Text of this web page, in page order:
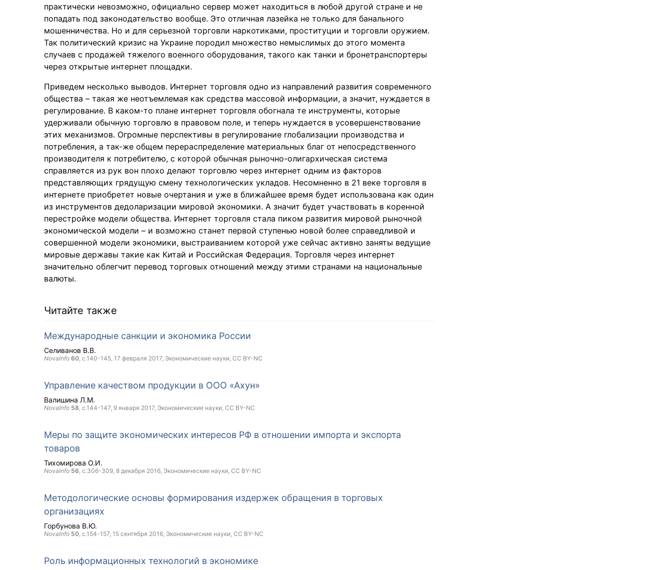
практически невозможно, официально сервер может находиться в любой другой стране и не
попадать под законодательство вообще. Это отличная лазейка не только для банального
мошенничества. Но и для серьезной торговли наркотиками, проституции и торговли оружием.
Так политический кризис на Украине породил множество немыслимых до этого момента
случаев с продажей тяжелого военного оборудования, такого как танки и бронетранспортеры
через открытые интернет площадки.
Приведем несколько выводов. Интернет торговля одно из направлений развития современного
общества – такая же неотъемлемая как средства массовой информации, а значит, нуждается в
регулирование. В каком-то плане интернет торговля обогнала те инструменты, которые
удерживали обычную торговлю в правовом поле, и теперь нуждается в усовершенствование
этих механизмов. Огромные перспективы в регулирование глобализации производства и
потребления, а так-же общем перераспределение материальных благ от непосредственного
производителя к потребителю, с которой обычная рыночно-олигархическая система
справляется из рук вон плохо делают торговлю через интернет одним из факторов
представляющих грядущую смену технологических укладов. Несомненно в 21 веке торговля в
интернете приобретет новые очертания и уже в ближайшее время будет использована как один
из инструментов дедоларизации мировой экономики. А значит будет участвовать в коренной
перестройке модели общества. Интернет торговля стала пиком развития мировой рыночной
экономической модели – и возможно станет первой ступенью новой более справедливой и
совершенной модели экономики, выстраиванием которой уже сейчас активно заняты ведущие
мировые державы такие как Китай и Российская Федерация. Торговля через интернет
значительно облегчит перевод торговых отношений между этими странами на национальные
валюты.
Читайте также
Международные санкции и экономика России
Селиванов В.В.
NovaInfo 60, с.140-145, 17 февраля 2017, Экономические науки, CC BY-NC
Управление качеством продукции в ООО «Ахун»
Валишина Л.М.
NovaInfo 58, с.144-147, 9 января 2017, Экономические науки, CC BY-NC
Меры по защите экономических интересов РФ в отношении импорта и экспорта
товаров
Тихомирова О.И.
NovaInfo 56, с.306-309, 8 декабря 2016, Экономические науки, CC BY-NC
Методологические основы формирования издержек обращения в торговых
организациях
Горбунова В.Ю.
NovaInfo 50, с.154-157, 15 сентября 2016, Экономические науки, CC BY-NC
Роль информационных технологий в экономике